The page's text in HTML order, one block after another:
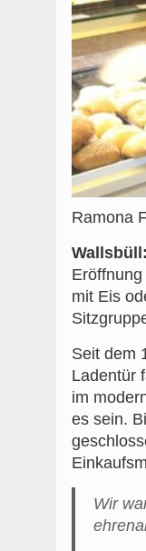
Ramona
Wallsbüll:
mit Eis
Seit dem
Ladentür
im
es sein.
Wir